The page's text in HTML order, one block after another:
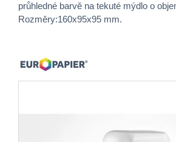
průhledné barvě na tekuté mýdlo o
Rozměry:160x95x95 mm.